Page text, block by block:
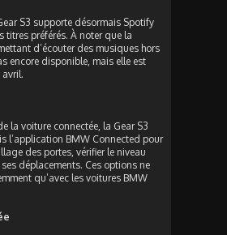
S3 supporte désormais Spotify
titres préférés. À noter que la
d’écouter des musiques hors
encore disponible, mais elle est
avril.
la voiture connectée, la Gear S3
l’application BMW Connected pour
des portes, vérifier le niveau
ses déplacements. Ces options ne
qu’avec les voitures BMW